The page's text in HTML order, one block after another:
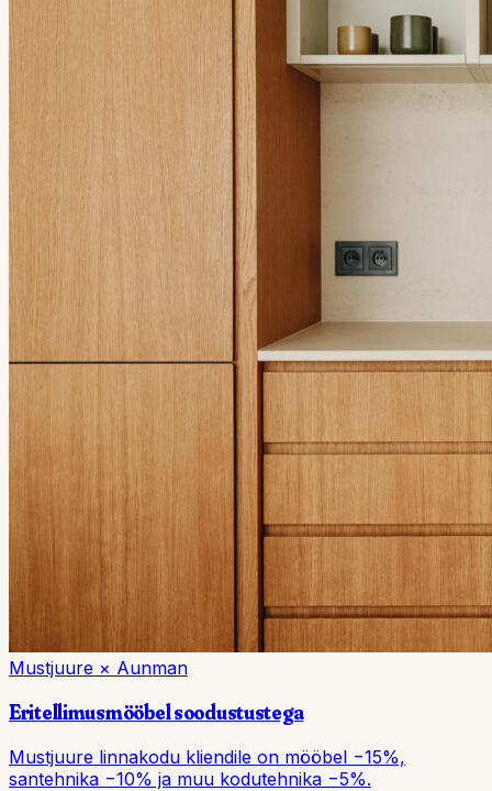
Mustjuure × Aunman
Eritellimusmööbelsoodustustega
Mustjuure linnakodu kliendile on mööbel −15%,
santehnika −10% ja muu kodutehnika −5%.